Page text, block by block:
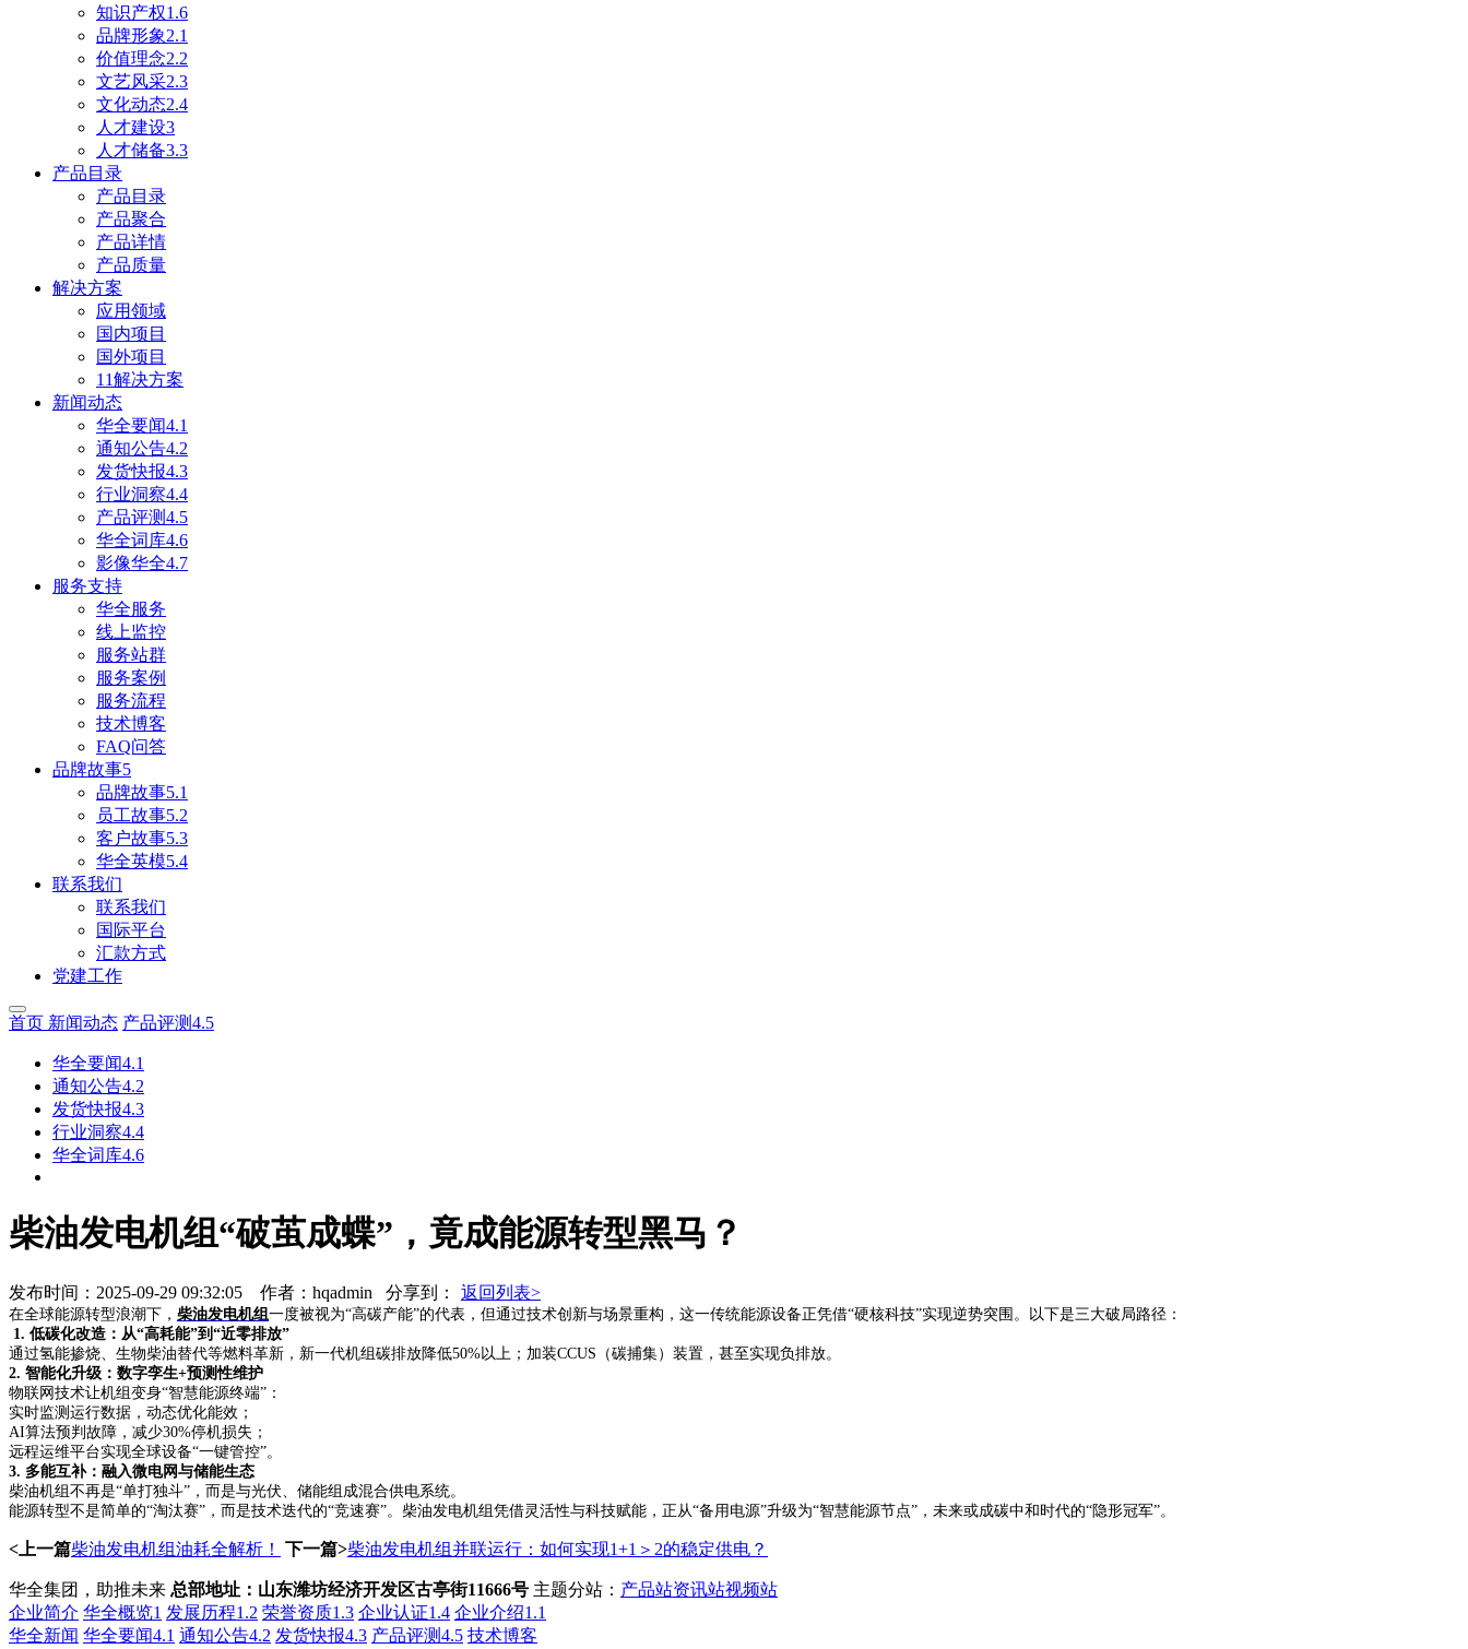
知识产权1.6
品牌形象2.1
价值理念2.2
文艺风采2.3
文化动态2.4
人才建设3
人才储备3.3
产品目录
产品目录
产品聚合
产品详情
产品质量
解决方案
应用领域
国内项目
国外项目
11解决方案
新闻动态
华全要闻4.1
通知公告4.2
发货快报4.3
行业洞察4.4
产品评测4.5
华全词库4.6
影像华全4.7
服务支持
华全服务
线上监控
服务站群
服务案例
服务流程
技术博客
FAQ问答
品牌故事5
品牌故事5.1
员工故事5.2
客户故事5.3
华全英模5.4
联系我们
联系我们
国际平台
汇款方式
党建工作
首页 新闻动态 产品评测4.5
华全要闻4.1
通知公告4.2
发货快报4.3
行业洞察4.4
华全词库4.6
柴油发电机组“破茧成蝶”，竟成能源转型黑马？
发布时间：2025-09-29 09:32:05 作者：hqadmin 分享到： 返回列表>
在全球能源转型浪潮下， 柴油发电机组 一度被视为“高碳产能”的代表，但通过技术创新与场景重构，这一传统能源设备正凭借“硬核科技”实现逆势突围。以下是三大破局路径：
1. 低碳化改造：从“高耗能”到“近零排放”
通过氢能掺烧、生物柴油替代等燃料革新，新一代机组碳排放降低50%以上；加装CCUS（碳捕集）装置，甚至实现负排放。
2. 智能化升级：数字孪生+预测性维护
物联网技术让机组变身“智慧能源终端”：
实时监测运行数据，动态优化能效；
AI算法预判故障，减少30%停机损失；
远程运维平台实现全球设备“一键管控”。
3. 多能互补：融入微电网与储能生态
柴油机组不再是“单打独斗”，而是与光伏、储能组成混合供电系统。
能源转型不是简单的“淘汰赛”，而是技术迭代的“竞速赛”。柴油发电机组凭借灵活性与科技赋能，正从“备用电源”升级为“智慧能源节点”，未来或成碳中和时代的“隐形冠军”。
<上一篇柴油发电机组油耗全解析！ 下一篇>柴油发电机组并联运行：如何实现1+1＞2的稳定供电？
华全集团，助推未来 总部地址：山东潍坊经济开发区古亭街11666号 主题分站： 产品站资讯站视频站
企业简介 华全概览1 发展历程1.2 荣誉资质1.3 企业认证1.4 企业介绍1.1
华全新闻 华全要闻4.1 通知公告4.2 发货快报4.3 产品评测4.5 技术博客